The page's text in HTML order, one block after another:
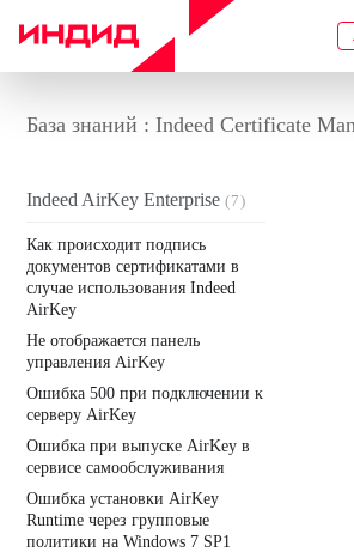
База знаний : Indeed Certificate
Indeed AirKey Enterprise (7)
Как происходит подпись
документов сертификатами в
случае использования Indeed
AirKey
Не отображается панель
управления AirKey
Ошибка 500 при подключении к
серверу AirKey
Ошибка при выпуске AirKey в
сервисе самообслуживания
Ошибка установки AirKey
Runtime через групповые
политики на Windows 7 SP1